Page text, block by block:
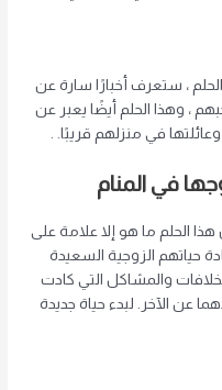
، ستعرف أخبارًا سارة عن
، وهذا الحلم أيضًا يعبر عن
في منزلهم قريبًا. .
في المنام
الحلم ما هو إلا علامة على
حياتهم الزوجية السعيدة
والمشاكل التي كادت
عن الآخر. لبدء حياة جديدة